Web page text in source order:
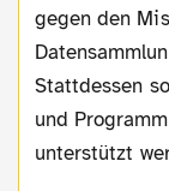
gegen den
Stattdessen
und
unterstützt